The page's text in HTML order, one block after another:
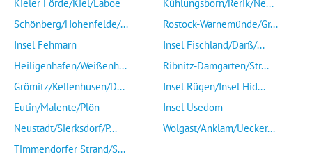
Kieler Förde/Kiel/Laboe
Schönberg/Hohenfelde/...
Insel Fehmarn
Heiligenhafen/Weißenh...
Grömitz/Kellenhusen/D...
Eutin/Malente/Plön
Neustadt/Sierksdorf/P...
Timmendorfer Strand/S...
Kühlungsborn/Rerik/Ne...
Rostock-Warnemünde/Gr...
Insel Fischland/Darß/...
Ribnitz-Damgarten/Str...
Insel Rügen/Insel Hid...
Insel Usedom
Wolgast/Anklam/Uecker...